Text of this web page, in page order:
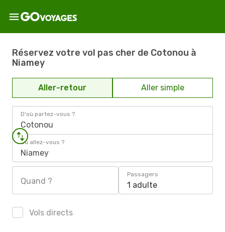
Réservez votre vol pas cher de Cotonou à
Niamey
Aller-retour Aller simple
D'où partez-vous ?
Cotonou
Où allez-vous ?
Niamey
Quand ?
Passagers
1 adulte
Vols directs